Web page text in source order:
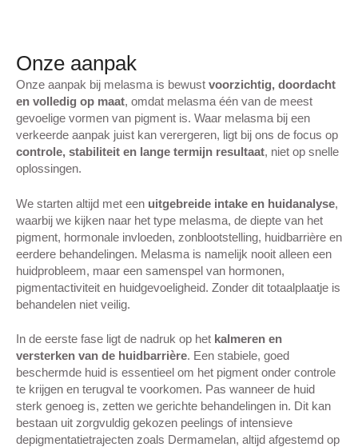
Onze aanpak
Onze aanpak bij melasma is bewust voorzichtig, doordacht
en volledig op maat, omdat melasma één van de meest
gevoelige vormen van pigment is. Waar melasma bij een
verkeerde aanpak juist kan verergeren, ligt bij ons de focus op
controle, stabiliteit en lange termijn resultaat, niet op snelle
oplossingen.
We starten altijd met een uitgebreide intake en huidanalyse,
waarbij we kijken naar het type melasma, de diepte van het
pigment, hormonale invloeden, zonblootstelling, huidbarrière en
eerdere behandelingen. Melasma is namelijk nooit alleen een
huidprobleem, maar een samenspel van hormonen,
pigmentactiviteit en huidgevoeligheid. Zonder dit totaalplaatje is
behandelen niet veilig.
In de eerste fase ligt de nadruk op het kalmeren en
versterken van de huidbarrière. Een stabiele, goed
beschermde huid is essentieel om het pigment onder controle
te krijgen en terugval te voorkomen. Pas wanneer de huid
sterk genoeg is, zetten we gerichte behandelingen in. Dit kan
bestaan uit zorgvuldig gekozen peelings of intensieve
depigmentatietrajecten zoals Dermamelan, altijd afgestemd op